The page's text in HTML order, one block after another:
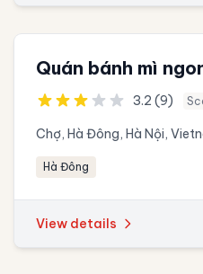
Quán bánh mì
3.2 (9)
Chợ, Hà Đông, Hà Nội,
Hà Đông
View details